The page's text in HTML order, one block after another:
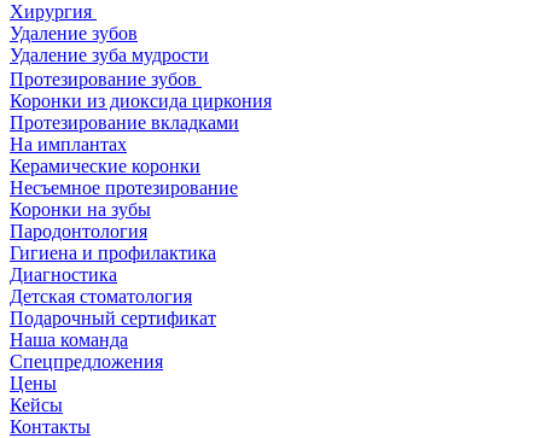
Хирургия
Удаление зубов
Удаление зуба мудрости
Протезирование зубов
Коронки из диоксида циркония
Протезирование вкладками
На имплантах
Керамические коронки
Несъемное протезирование
Коронки на зубы
Пародонтология
Гигиена и профилактика
Диагностика
Детская стоматология
Подарочный сертификат
Наша команда
Спецпредложения
Цены
Кейсы
Контакты